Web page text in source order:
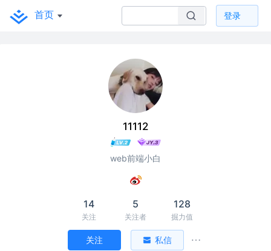
首页 登录
11112
web前端小白
14
关注
5
关注者
128
掘力值
关注 私信